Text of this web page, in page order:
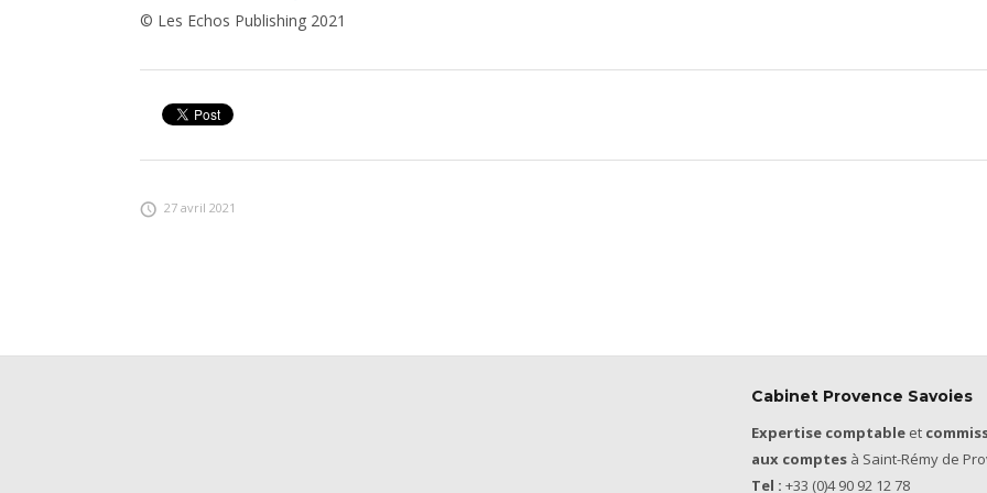
© Les Echos Publishing 2021
27 avril 2021
Cabinet Provence Savoies
Expertise comptable et
aux comptes à Saint-Rémy de
Tel : +33 (0)4 90 92 12 78